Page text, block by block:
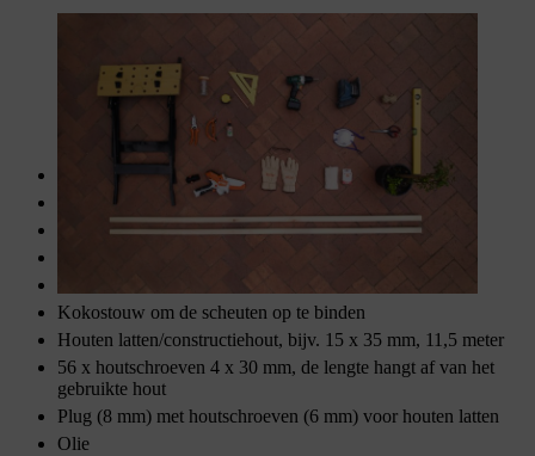
STIHL krijt
Kokostouw om de scheuten op te binden
Houten latten/constructiehout, bijv. 15 x 35 mm, 11,5 meter
56 x houtschroeven 4 x 30 mm, de lengte hangt af van het
gebruikte hout
Plug (8 mm) met houtschroeven (6 mm) voor houten latten
Olie